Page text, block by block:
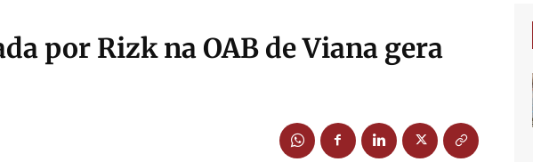
por Rizk na OAB de Viana gera